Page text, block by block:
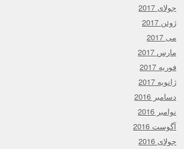
جولای 2017
ژوئن 2017
می 2017
مارس 2017
فوریه 2017
ژانویه 2017
دسامبر 2016
نوامبر 2016
آگوست 2016
جولای 2016